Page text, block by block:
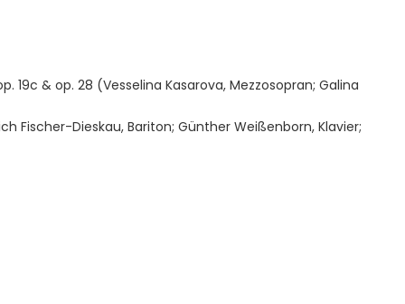
& op. 28 (Vesselina Kasarova, Mezzosopran; Galina
Fischer-Dieskau, Bariton; Günther Weißenborn, Klavier;